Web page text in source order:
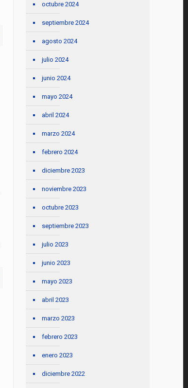
octubre 2024
septiembre 2024
agosto 2024
julio 2024
junio 2024
mayo 2024
abril 2024
marzo 2024
febrero 2024
diciembre 2023
noviembre 2023
octubre 2023
septiembre 2023
julio 2023
junio 2023
mayo 2023
abril 2023
marzo 2023
febrero 2023
enero 2023
diciembre 2022